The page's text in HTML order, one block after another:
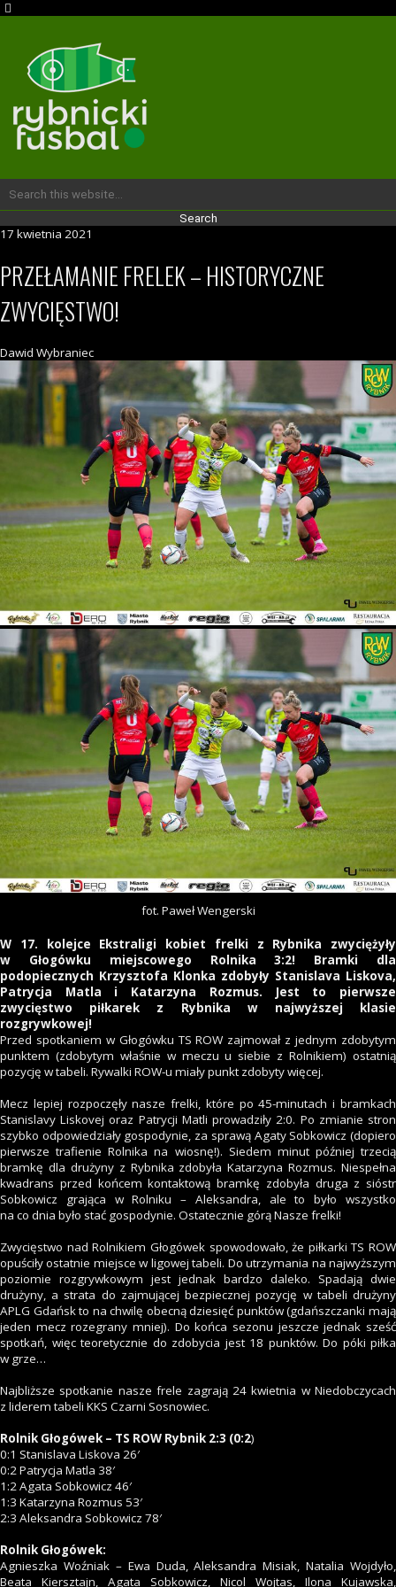
17 kwietnia 2021
PRZEŁAMANIE FRELEK – HISTORYCZNE
ZWYCIĘSTWO!
Dawid Wybraniec
fot. Paweł Wengerski
W 17. kolejce Ekstraligi kobiet frelki z Rybnika zwyciężyły
w Głogówku miejscowego Rolnika 3:2! Bramki dla
podopiecznych Krzysztofa Klonka zdobyły Stanislava Liskova,
Patrycja Matla i Katarzyna Rozmus. Jest to pierwsze
zwycięstwo piłkarek z Rybnika w najwyższej klasie
rozgrywkowej!
Przed spotkaniem w Głogówku TS ROW zajmował z jednym zdobytym
punktem (zdobytym właśnie w meczu u siebie z Rolnikiem) ostatnią
pozycję w tabeli. Rywalki ROW-u miały punkt zdobyty więcej.
Mecz lepiej rozpoczęły nasze frelki, które po 45-minutach i bramkach
Stanislavy Liskovej oraz Patrycji Matli prowadziły 2:0. Po zmianie stron
szybko odpowiedziały gospodynie, za sprawą Agaty Sobkowicz (dopiero
pierwsze trafienie Rolnika na wiosnę!). Siedem minut później trzecią
bramkę dla drużyny z Rybnika zdobyła Katarzyna Rozmus. Niespełna
kwadrans przed końcem kontaktową bramkę zdobyła druga z sióstr
Sobkowicz grająca w Rolniku – Aleksandra, ale to było wszystko
na co dnia było stać gospodynie. Ostatecznie górą Nasze frelki!
Zwycięstwo nad Rolnikiem Głogówek spowodowało, że piłkarki TS ROW
opuściły ostatnie miejsce w ligowej tabeli. Do utrzymania na najwyższym
poziomie rozgrywkowym jest jednak bardzo daleko. Spadają dwie
drużyny, a strata do zajmującej bezpiecznej pozycję w tabeli drużyny
APLG Gdańsk to na chwilę obecną dziesięć punktów (gdańszczanki mają
jeden mecz rozegrany mniej). Do końca sezonu jeszcze jednak sześć
spotkań, więc teoretycznie do zdobycia jest 18 punktów. Do póki piłka
w grze…
Najbliższe spotkanie nasze frele zagrają 24 kwietnia w Niedobczycach
z liderem tabeli KKS Czarni Sosnowiec.
Rolnik Głogówek – TS ROW Rybnik 2:3 (0:2)
0:1 Stanislava Liskova 26′
0:2 Patrycja Matla 38′
1:2 Agata Sobkowicz 46′
1:3 Katarzyna Rozmus 53′
2:3 Aleksandra Sobkowicz 78′
Rolnik Głogówek:
Agnieszka Woźniak – Ewa Duda, Aleksandra Misiak, Natalia Wojdyło,
Beata Kiersztajn, Agata Sobkowicz, Nicol Wojtas, Ilona Kujawska,